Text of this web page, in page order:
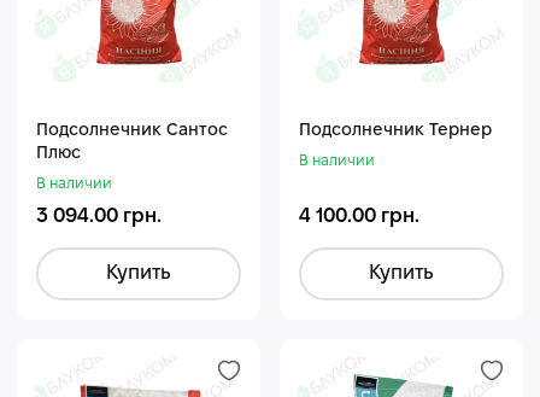
Подсолнечник Сантос
Плюс
В наличии
3 094.00 грн.
Купить
Подсолнечник Тернер
В наличии
4 100.00 грн.
Купить